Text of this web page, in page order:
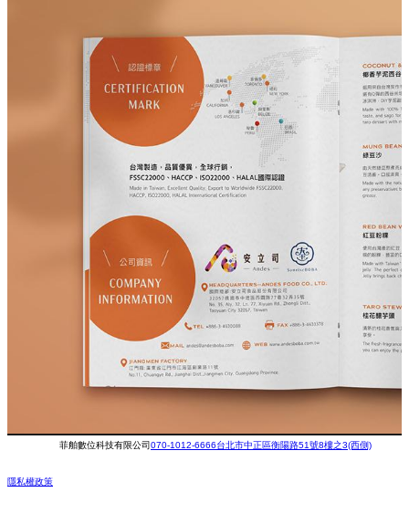
菲舶數位科技有限公司070-1012-6666台北市中正區衡陽路51號8樓之3(西側)
隱私權政策